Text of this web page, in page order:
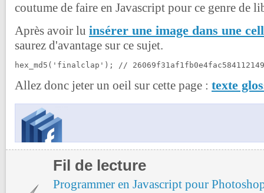
coutume de faire en Javascript pour ce genre de
Après avoir lu insérer une image dans une
saurez d'avantage sur ce sujet.
hex_md5('finalclap'); //
Allez donc jeter un oeil sur cette page : texte
Fil de lecture
Programmer en Javascript pour